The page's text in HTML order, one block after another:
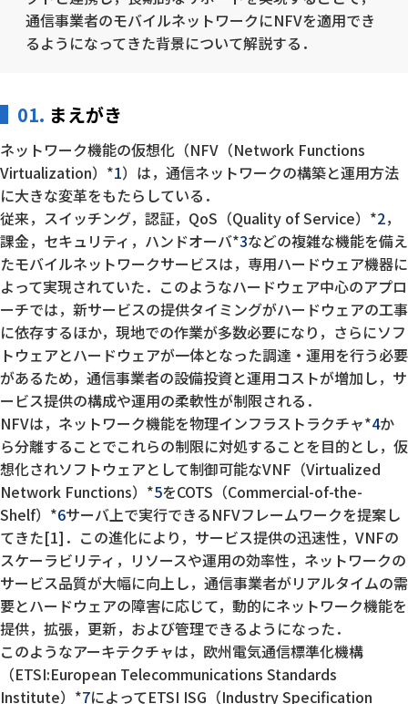
通信事業者のモバイルネットワークにNFVを適用でき
るようになってきた背景について解説する．
01. まえがき
ネットワーク機能の仮想化（NFV（Network Functions
Virtualization）*1）は，通信ネットワークの構築と運用方法
に大きな変革をもたらしている．
従来，スイッチング，認証，QoS（Quality of Service）*2，
課金，セキュリティ，ハンドオーバ*3などの複雑な機能を備え
たモバイルネットワークサービスは，専用ハードウェア機器に
よって実現されていた．このようなハードウェア中心のアプロ
ーチでは，新サービスの提供タイミングがハードウェアの工事
に依存するほか，現地での作業が多数必要になり，さらにソフ
トウェアとハードウェアが一体となった調達・運用を行う必要
があるため，通信事業者の設備投資と運用コストが増加し，サ
ービス提供の構成や運用の柔軟性が制限される．
NFVは，ネットワーク機能を物理インフラストラクチャ*4か
ら分離することでこれらの制限に対処することを目的とし，仮
想化されソフトウェアとして制御可能なVNF（Virtualized
Network Functions）*5をCOTS（Commercial-of-the-
Shelf）*6サーバ上で実行できるNFVフレームワークを提案し
てきた[1]．この進化により，サービス提供の迅速性，VNFの
スケーラビリティ，リソースや運用の効率性，ネットワークの
サービス品質が大幅に向上し，通信事業者がリアルタイムの需
要とハードウェアの障害に応じて，動的にネットワーク機能を
提供，拡張，更新，および管理できるようになった．
このようなアーキテクチャは，欧州電気通信標準化機構
（ETSI:European Telecommunications Standards
Institute）*7によってETSI ISG（Industry Specification